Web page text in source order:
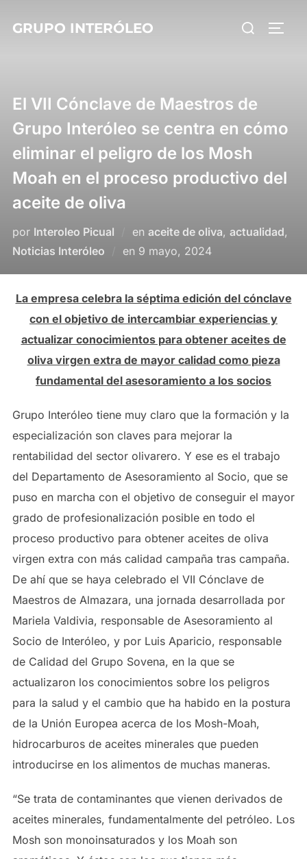
GRUPO INTERÓLEO Buscar:
El VII Cónclave de Maestros de
Grupo Interóleo se centra en cómo
eliminar el peligro de los Mosh
Moah en el proceso productivo del
aceite de oliva
por Interoleo Picual en aceite de oliva, actualidad,
Noticias Interóleo
en Publicado
9 mayo, 2024
La empresa celebra la séptima edición del cónclave
con el objetivo de intercambiar experiencias y
actualizar conocimientos para obtener aceites de
oliva virgen extra de mayor calidad como pieza
fundamental del asesoramiento a los socios
Grupo Interóleo tiene muy claro que la formación y la
especialización son claves para mejorar la
rentabilidad del sector olivarero. Y ese es el trabajo
del Departamento de Asesoramiento al Socio, que se
puso en marcha con el objetivo de conseguir el mayor
grado de profesionalización posible en todo el
proceso productivo para obtener aceites de oliva
virgen extra con más calidad campaña tras campaña.
De ahí que se haya celebrado el VII Cónclave de
Maestros de Almazara, una jornada desarrollada por
Mariela Valdivia, responsable de Asesoramiento al
Socio de Interóleo, y por Luis Aparicio, responsable
de Calidad del Grupo Sovena, en la que se
actualizaron los conocimientos sobre los peligros
para la salud y el cambio que ha habido en la postura
de la Unión Europea acerca de los Mosh-Moah,
hidrocarburos de aceites minerales que pueden
introducirse en los alimentos de muchas maneras.
“Se trata de contaminantes que vienen derivados de
aceites minerales, fundamentalmente del petróleo. Los
Mosh son monoinsaturados y los Moah son